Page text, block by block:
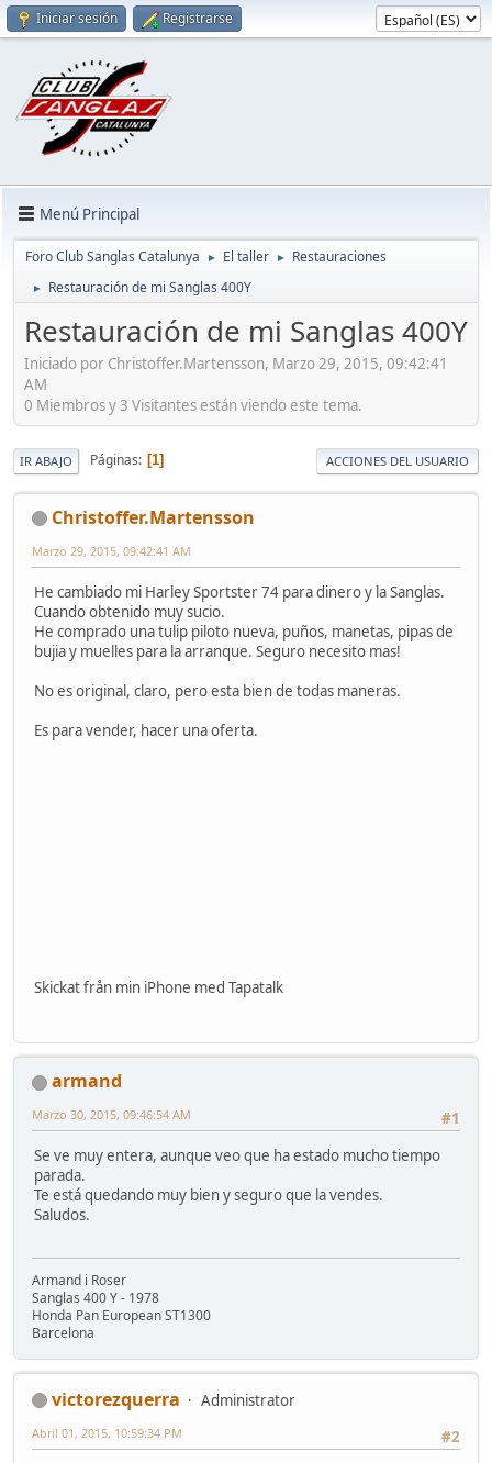
Iniciar sesión Registrarse
Menú Principal
Foro Club Sanglas Catalunya ► El taller ► Restauraciones
► Restauración de mi Sanglas 400Y
Restauración de mi Sanglas 400Y
Iniciado por Christoffer.Martensson, Marzo 29, 2015, 09:42:41
AM
0 Miembros y 3 Visitantes están viendo este tema.
IR ABAJO Páginas 1 ACCIONES DEL USUARIO
Christoffer.Martensson
Marzo 29, 2015, 09:42:41 AM
He cambiado mi Harley Sportster 74 para dinero y la Sanglas.
Cuando obtenido muy sucio.
He comprado una tulip piloto nueva, puños, manetas, pipas de
bujia y muelles para la arranque. Seguro necesito mas!
No es original, claro, pero esta bien de todas maneras.
Es para vender, hacer una oferta.
Skickat från min iPhone med Tapatalk
armand
#1
Marzo 30, 2015, 09:46:54 AM
Se ve muy entera, aunque veo que ha estado mucho tiempo
parada.
Te está quedando muy bien y seguro que la vendes.
Saludos.
Armand i Roser
Sanglas 400 Y - 1978
Honda Pan European ST1300
Barcelona
victorezquerra
Administrator
#2
Abril 01, 2015, 10:59:34 PM